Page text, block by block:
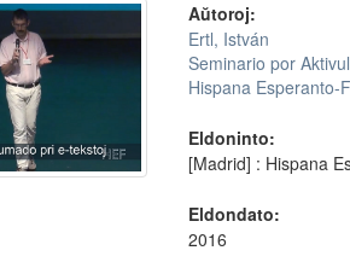
Aŭtoroj:
Ertl, István
Seminario por
Hispana Esperanto-
Eldoninto:
[Madrid] : Hispana
Eldondato:
2016